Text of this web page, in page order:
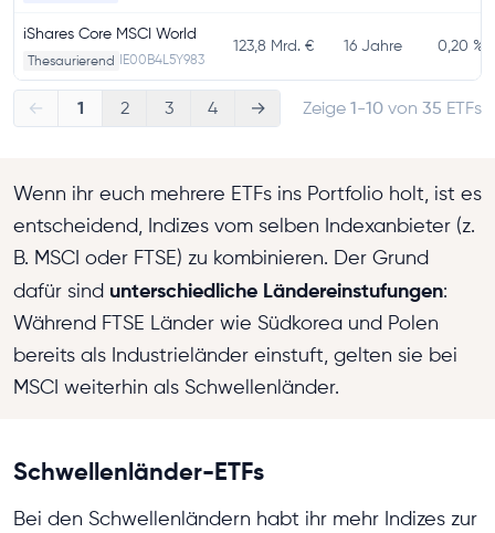
iShares Core MSCI World
Thesaurierend IE00B4L5Y983
123,8 Mrd. € 16 Jahre 0,20 %
← 1 2 3 4 → Zeige 1-10 von 35 ETFs
Wenn ihr euch mehrere ETFs ins Portfolio holt, ist es
entscheidend, Indizes vom selben Indexanbieter (z.
B. MSCI oder FTSE) zu kombinieren. Der Grund
dafür sind unterschiedliche Ländereinstufungen:
Während FTSE Länder wie Südkorea und Polen
bereits als Industrieländer einstuft, gelten sie bei
MSCI weiterhin als Schwellenländer.
Schwellenländer-ETFs
Bei den Schwellenländern habt ihr mehr Indizes zur